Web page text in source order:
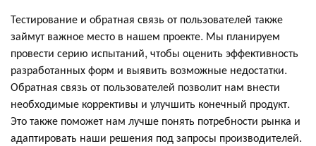
Тестирование и обратная связь от пользователей также
займут важное место в нашем проекте. Мы планируем
провести серию испытаний, чтобы оценить эффективность
разработанных форм и выявить возможные недостатки.
Обратная связь от пользователей позволит нам внести
необходимые коррективы и улучшить конечный продукт.
Это также поможет нам лучше понять потребности рынка и
адаптировать наши решения под запросы производителей.